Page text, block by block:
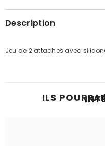
Description
Jeu de 2 attaches avec
ILS